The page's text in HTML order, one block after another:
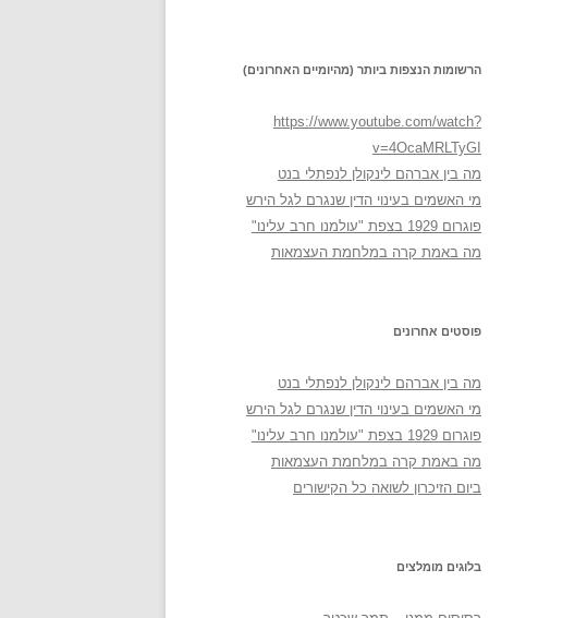
הרשומות הנצפות ביותר (מהיומיים האחרונים)
https://www.youtube.com/watch?
v=4OcaMRLTyGI
מה בין אברהם לינקולן לנפתלי בנט
מי האשמים בעינוי הדין שנגרם לגל הירש
פוגרום 1929 בצפת "עולמנו חרב עלינו"
מה באמת קרה במלחמת העצמאות
פוסטים אחרונים
מה בין אברהם לינקולן לנפתלי בנט
מי האשמים בעינוי הדין שנגרם לגל הירש
פוגרום 1929 בצפת "עולמנו חרב עלינו"
מה באמת קרה במלחמת העצמאות
ביום הזיכרון לשואה כל הקישורים
בלוגים מומלצים